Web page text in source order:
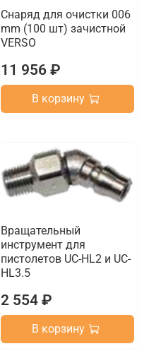
Снаряд для очистки 006
mm (100 шт) зачистной
VERSO
11 956 ₽
В корзину
Вращательный
инструмент для
пистолетов UC-HL2 и UC-
HL3.5
2 554 ₽
В корзину